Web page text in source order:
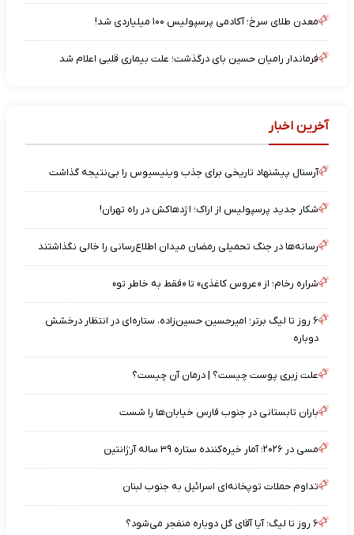
معدن طلای سرخ؛ آکادمی پرسپولیس ۱۰۰ میلیاردی شد!
فرماندار رامیان حسین بای درگذشت؛ علت بیماری قلبی اعلام شد
آخرین اخبار
آرسنال پیشنهاد تاریخی برای جذب وینیسیوس را بی‌نتیجه گذاشت
شکار جدید پرسپولیس از اراک؛ اژدهاکش در راه تهران!
رسانه‌ها در جنگ تحمیلی رمضان میدان اطلاع‌رسانی را خالی نگذاشتند
شراره رخام؛ از «عروس کاغذی» تا «فقط به خاطر تو»
۶ روز تا لیگ برتر؛ امیرحسین حسین‌زاده، ستاره‌ای در انتظار درخشش
دوباره
علت زبری پوست چیست؟ | درمان آن چیست؟
باران تابستانی در جنوب فارس خیابان‌ها را شست
مسی در ۲۰۲۶؛ آمار خیره‌کننده ستاره ۳۹ ساله آرژانتین
تداوم حملات توپخانه‌ای اسرائیل به جنوب لبنان
۶ روز تا لیگ؛ آیا آقای گل دوباره منفجر می‌شود؟